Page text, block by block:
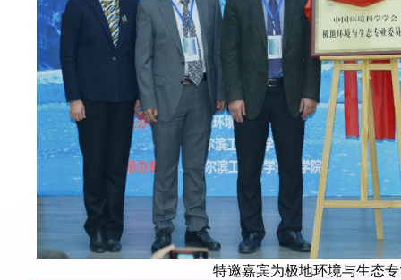
特邀嘉宾为极地环境与生态